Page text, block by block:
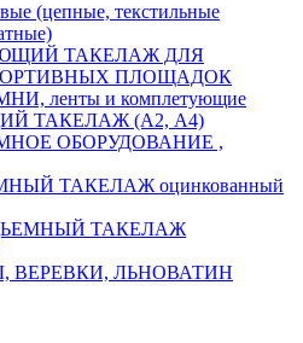
(цепные, текстильные
ТАКЕЛАЖ ДЛЯ
ПЛОЩАДОК
ленты и комплетующие
ТАКЕЛАЖ (А2, А4)
ОБОРУДОВАНИЕ ,
ТАКЕЛАЖ оцинкованный
ТАКЕЛАЖ
ВЕРЕВКИ, ЛЬНОВАТИН